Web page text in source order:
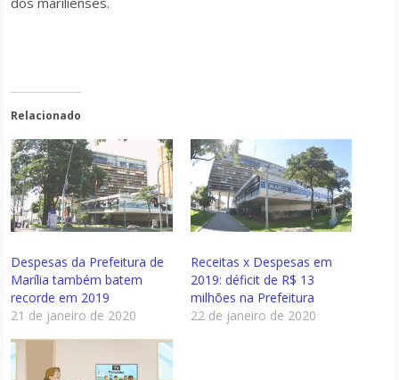
Relacionado
Despesas da Prefeitura de
Marília também batem
recorde em 2019
21 de janeiro de 2020
Receitas x Despesas em
2019: déficit de R$ 13
milhões na Prefeitura
22 de janeiro de 2020